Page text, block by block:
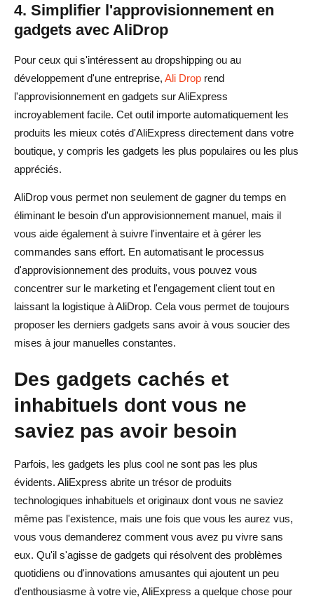
4. Simplifier l'approvisionnement en
gadgets avec AliDrop
Pour ceux qui s'intéressent au dropshipping ou au
développement d'une entreprise, Ali Drop rend
l'approvisionnement en gadgets sur AliExpress
incroyablement facile. Cet outil importe automatiquement les
produits les mieux cotés d'AliExpress directement dans votre
boutique, y compris les gadgets les plus populaires ou les plus
appréciés.
AliDrop vous permet non seulement de gagner du temps en
éliminant le besoin d'un approvisionnement manuel, mais il
vous aide également à suivre l'inventaire et à gérer les
commandes sans effort. En automatisant le processus
d'approvisionnement des produits, vous pouvez vous
concentrer sur le marketing et l'engagement client tout en
laissant la logistique à AliDrop. Cela vous permet de toujours
proposer les derniers gadgets sans avoir à vous soucier des
mises à jour manuelles constantes.
Des gadgets cachés et
inhabituels dont vous ne
saviez pas avoir besoin
Parfois, les gadgets les plus cool ne sont pas les plus
évidents. AliExpress abrite un trésor de produits
technologiques inhabituels et originaux dont vous ne saviez
même pas l'existence, mais une fois que vous les aurez vus,
vous vous demanderez comment vous avez pu vivre sans
eux. Qu'il s'agisse de gadgets qui résolvent des problèmes
quotidiens ou d'innovations amusantes qui ajoutent un peu
d'enthousiasme à votre vie, AliExpress a quelque chose pour